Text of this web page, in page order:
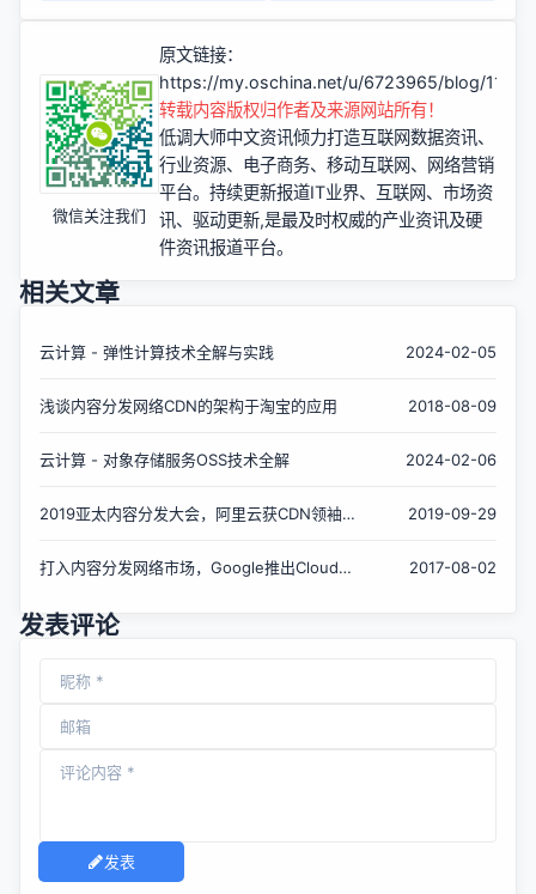
微信关注我们
原文链接：
https://my.oschina.net/u/6723965/blog/
转载内容版权归作者及来源网站所有！
低调大师中文资讯倾力打造互联网数据资讯、
行业资源、电子商务、移动互联网、网络营销
平台。持续更新报道IT业界、互联网、市场资
讯、驱动更新,是最及时权威的产业资讯及硬
件资讯报道平台。
相关文章
云计算 - 弹性计算技术全解与实践 2024-02-05
浅谈内容分发网络CDN的架构于淘宝的应用 2018-08-09
云计算 - 对象存储服务OSS技术全解 2024-02-06
2019亚太内容分发大会，阿里云获CDN领袖
2019-09-29
打入内容分发网络市场，Google推出Cloud
2017-08-02
发表评论
发表